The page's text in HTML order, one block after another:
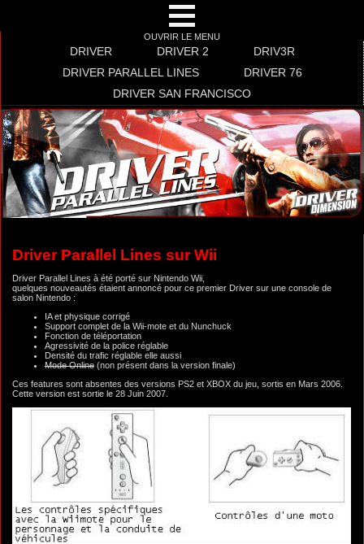
OUVRIR LE MENU
DRIVER DRIVER 2
DRIV3R
DRIVER PARALLEL LINES
DRIVER 76
DRIVER SAN FRANCISCO
Driver Parallel Lines sur Wii
Driver Parallel Lines à été porté sur Nintendo Wii,
quelques nouveautés étaient annoncé pour ce premier Driver sur une console de
salon Nintendo :
IA et physique corrigé
Support complet de la Wii-mote et du Nunchuck
Fonction de téléportation
Agressivité de la police réglable
Densité du trafic réglable elle aussi
Mode Online (non présent dans la version finale)
Ces features sont absentes des versions PS2 et XBOX du jeu, sortis en Mars 2006.
Cette version est sortie le 28 Juin 2007.